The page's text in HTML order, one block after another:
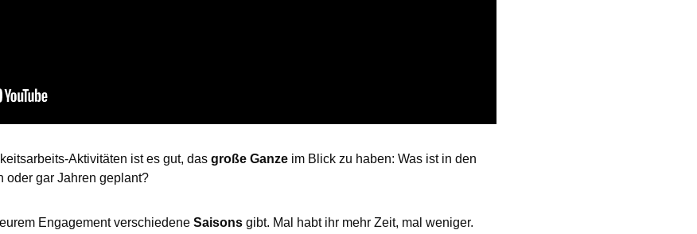
Aktivitäten ist es gut, das große Ganze im Blick zu haben: Was ist in den
oder gar Jahren geplant?
Engagement verschiedene Saisons gibt. Mal habt ihr mehr Zeit, mal weniger.